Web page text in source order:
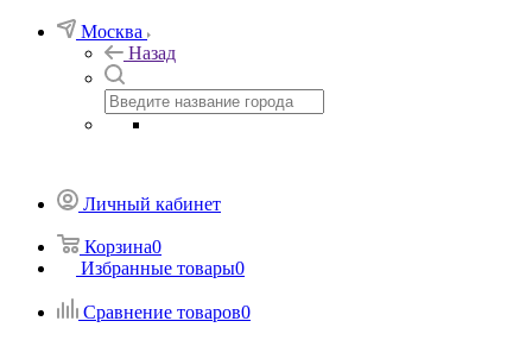
Москва
Назад
Личный кабинет
Корзина0
Избранные товары0
Сравнение товаров0